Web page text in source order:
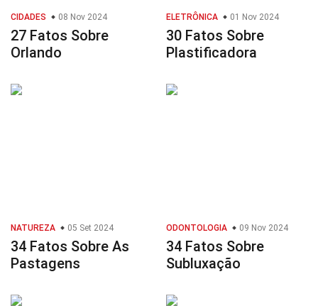
CIDADES 08 Nov 2024
27 Fatos Sobre
Orlando
ELETRÔNICA 01 Nov 2024
30 Fatos Sobre
Plastificadora
NATUREZA 05 Set 2024
34 Fatos Sobre As
Pastagens
ODONTOLOGIA 09 Nov 2024
34 Fatos Sobre
Subluxação